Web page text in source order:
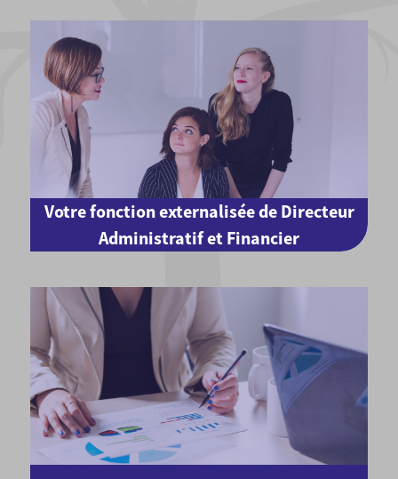
Votre fonction externalisée de Directeur
Administratif et Financier